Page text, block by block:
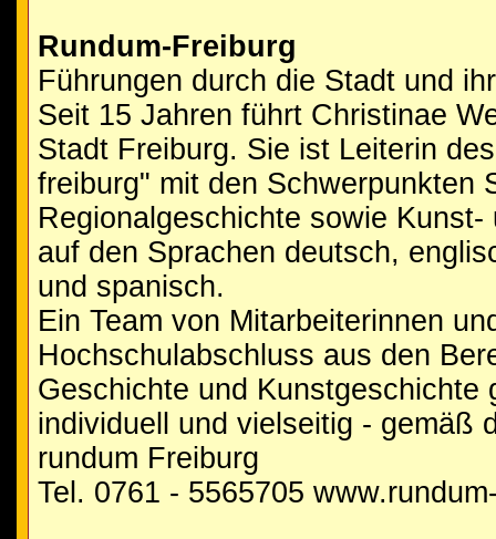
Rundum-Freiburg
Führungen durch die Stadt und
Seit 15 Jahren führt Christinae
Stadt Freiburg. Sie ist Leiterin
freiburg" mit den Schwerpunkten
Regionalgeschichte sowie
auf den Sprachen deutsch,
und spanisch.
Ein Team von Mitarbeiterinnen
Hochschulabschluss aus den
Geschichte und Kunstgeschichte
individuell und vielseitig - gemäß
rundum Freiburg
Tel. 0761 - 5565705